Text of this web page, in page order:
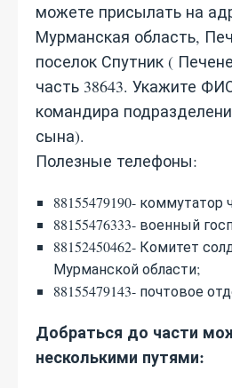
можете присылать на
Мурманская область,
поселок Спутник (
часть 38643. Укажите
командира
сына).
Полезные телефоны:
88155479190- коммутатор
88155476333- военный
88152450462- Комитет
Мурманской области;
88155479143- почтовое
Добраться до части
несколькими путями: